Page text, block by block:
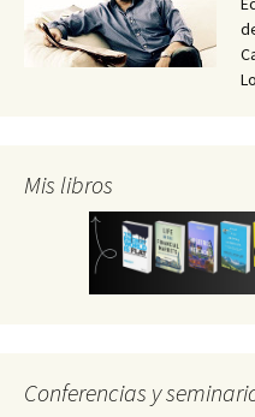
Mis libros
Conferencias y